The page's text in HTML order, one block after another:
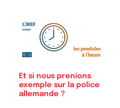
Et si nous prenions
exemple sur la police
allemande ?